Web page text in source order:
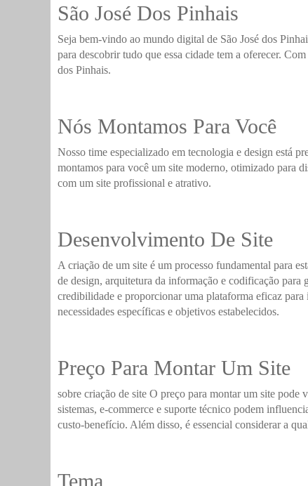
São José Dos Pinhais
Seja bem-vindo ao mundo digital de São José dos
para descobrir tudo que essa cidade tem a oferecer.
dos Pinhais.
Nós Montamos Para Você
Nosso time especializado em tecnologia e design está
montamos para você um site moderno, otimizado para
com um site profissional e atrativo.
Desenvolvimento De Site
A criação de um site é um processo fundamental para
de design, arquitetura da informação e codificação
credibilidade e proporcionar uma plataforma eficaz
necessidades específicas e objetivos estabelecidos.
Preço Para Montar Um Site
sobre criação de site O preço para montar um site pode
sistemas, e-commerce e suporte técnico podem
custo-benefício. Além disso, é essencial considerar a
Tema